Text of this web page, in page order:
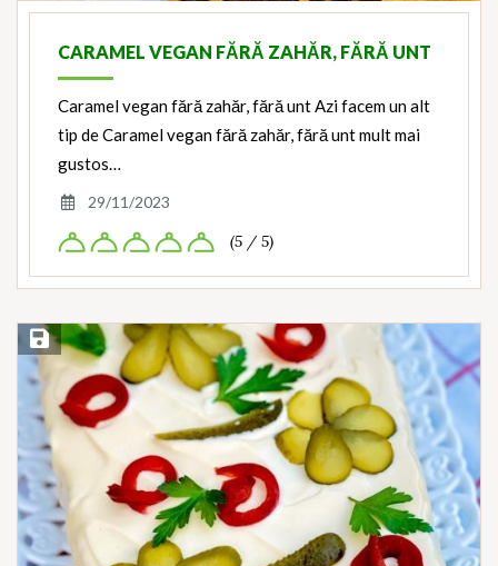
CARAMEL VEGAN FĂRĂ ZAHĂR, FĂRĂ UNT
Caramel vegan fără zahăr, fără unt Azi facem un alt
tip de Caramel vegan fără zahăr, fără unt mult mai
gustos…
29/11/2023
(5 / 5)
Save Recipe